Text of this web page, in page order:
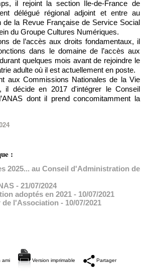
il rejoint la section Ile-de-France de
délégué régional adjoint et entre au
de la Revue Française de Service Social
du Groupe Cultures Numériques.
de l’accès aux droits fondamentaux, il
dans le domaine de l’accès aux
quelques mois avant de rejoindre le
adulte où il est actuellement en poste.
aux Commissions Nationales de la Vie
il décide en 2017 d'intégrer le Conseil
dont il prend concomitamment la
:
2025... au Conseil d'Administration de
- 21/07/2024
adoptés en 2021 - 10/07/2021
de l'Association - 10/07/2021
ami Version imprimable Partager